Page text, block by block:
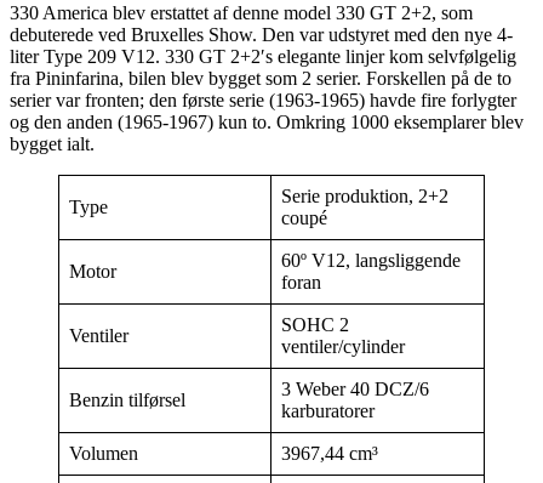
330 America blev erstattet af denne model 330 GT 2+2, som
debuterede ved Bruxelles Show. Den var udstyret med den nye 4-
liter Type 209 V12. 330 GT 2+2′s elegante linjer kom selvfølgelig
fra Pininfarina, bilen blev bygget som 2 serier. Forskellen på de to
serier var fronten; den første serie (1963-1965) havde fire forlygter
og den anden (1965-1967) kun to. Omkring 1000 eksemplarer blev
bygget ialt.
Type
Serie produktion, 2+2
coupé
Motor
60º V12, langsliggende
foran
Ventiler
SOHC 2
ventiler/cylinder
Benzin tilførsel
3 Weber 40 DCZ/6
karburatorer
Volumen 3967,44 cm³